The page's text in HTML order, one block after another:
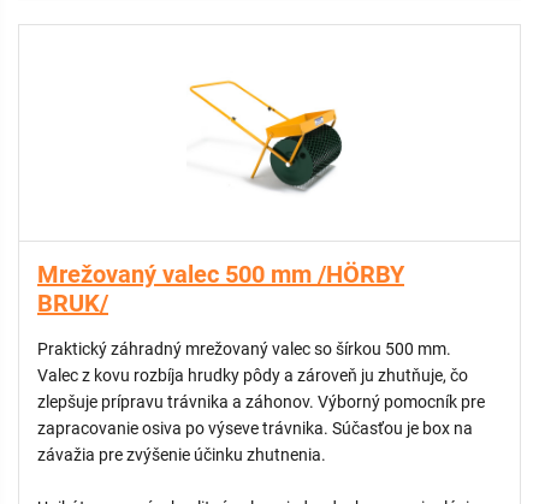
Možnosť naplnenia: piesok alebo voda
Mrežovaný valec 500 mm /HÖRBY
BRUK/
Praktický záhradný mrežovaný valec so šírkou 500 mm.
Valec z kovu rozbíja hrudky pôdy a zároveň ju zhutňuje, čo
zlepšuje prípravu trávnika a záhonov. Výborný pomocník pre
zapracovanie osiva po výseve trávnika. Súčasťou je box na
závažia pre zvýšenie účinku zhutnenia.